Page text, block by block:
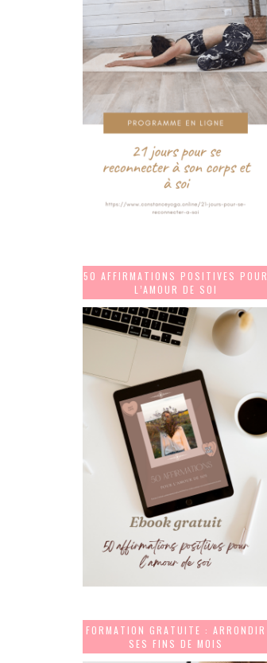
50 AFFIRMATIONS POSITIVES POUR
L’AMOUR DE SOI
FORMATION GRATUITE : ARRONDIR
SES FINS DE MOIS